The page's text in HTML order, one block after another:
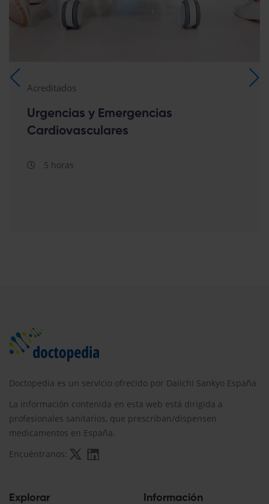
Acreditados
Urgencias y Emergencias
Cardiovasculares
5 horas
Doctopedia es un servicio ofrecido por Daiichi Sankyo España
La información contenida en esta web está dirigida a
profesionales sanitarios, que prescriban/dispensen
medicamentos en España.
Encuéntranos:
Explorar Información